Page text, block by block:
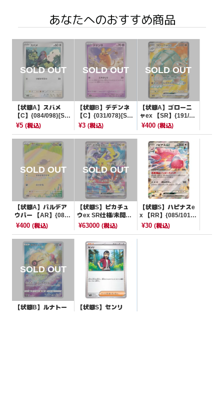
あなたへのおすすめ商品
【状態A】スバメ
【C】{084/098}[SV
10]
¥5 (税込)
【状態B】デデンネ
【C】{031/078}[SV
1S]
¥3(税込)
【状態A】ゴローニ
ャex 【SR】{191/16
5}[SV2a]
¥400 (税込)
【状態A】パルデア
ウパー 【AR】{085/
073}[SV1a]
¥400 (税込)
【状態S】ピカチュ
ウex SR仕様/未開封
【-】{001/030}[WC
¥63000(税込)
【状態S】ハピナスe
x 【RR】{085/101}
[SV6]
¥30 (税込)
【状態B】ルナトー
【状態S】センリ